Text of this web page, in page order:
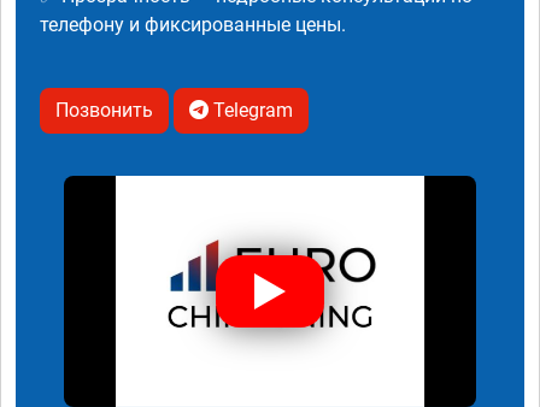
телефону и фиксированные цены.
Позвонить Telegram